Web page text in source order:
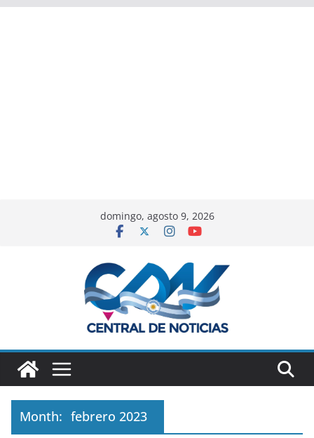
domingo, agosto 9, 2026
Month: febrero 2023